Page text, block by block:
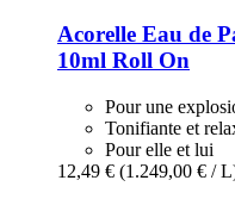
Acorelle Eau de
10ml Roll On
Pour une
Tonifiante et
Pour elle et lui
12,49 € (1.249,00 € /